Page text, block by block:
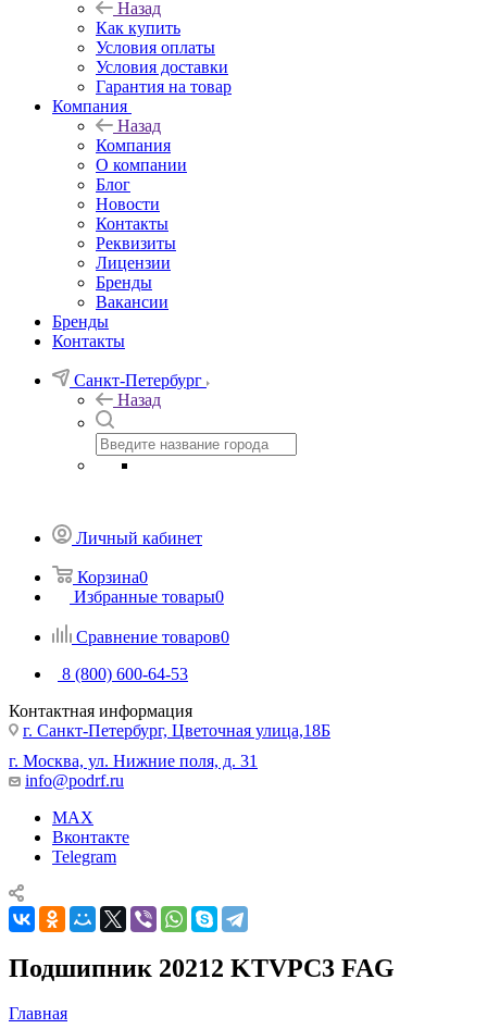
Назад
Как купить
Условия оплаты
Условия доставки
Гарантия на товар
Компания
Назад
Компания
О компании
Блог
Новости
Контакты
Реквизиты
Лицензии
Бренды
Вакансии
Бренды
Контакты
Санкт-Петербург
Назад
Личный кабинет
Корзина0
Избранные товары0
Сравнение товаров0
8 (800) 600-64-53
Контактная информация
г. Санкт-Петербург, Цветочная улица,18Б
г. Москва, ул. Нижние поля, д. 31
info@podrf.ru
MAX
Вконтакте
Telegram
Подшипник 20212 KTVPC3 FAG
Главная